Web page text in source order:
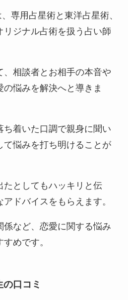
専用占星術と東洋占星術、
リジナル占術を扱う占い師
、相談者とお相手の本音や
悩みを解決へと導きま
ち着いた口調で親身に聞い
て悩みを打ち明けることが
たとしてもハッキリと伝
ドバイスをもらえます。
係など、恋愛に関する悩み
めです。
口コミ